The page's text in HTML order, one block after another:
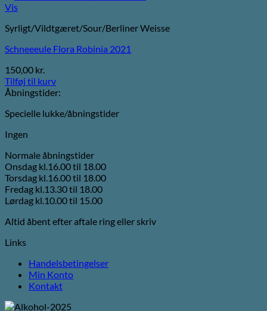
Vis
Syrligt/Vildtgæret/Sour/Berliner Weisse
Schneeeule Flora Robinia 2021
150,00 kr.
Tilføj til kurv
Åbningstider:
Specielle lukke/åbningstider
Ingen
Normale åbningstider
Onsdag kl.16.00 til 18.00
Torsdag kl.16.00 til 18.00
Fredag kl.13.30 til 18.00
Lørdag kl.10.00 til 15.00
Altid åbent efter aftale ring eller skriv
Links
Handelsbetingelser
Min Konto
Kontakt